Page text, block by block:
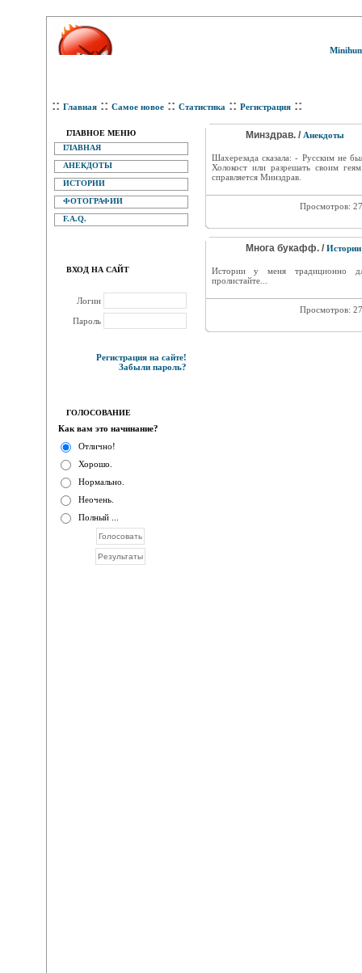
:: Главная :: Самое новое :: Статистика :: Регистрация ::
ГЛАВНОЕ МЕНЮ
ГЛАВНАЯ
АНЕКДОТЫ
ИСТОРИИ
ФОТОГРАФИИ
F.A.Q.
ВХОД НА САЙТ
Логин
Пароль
Регистрация на сайте!
Забыли пароль?
ГОЛОСОВАНИЕ
Как вам это начинание?
Отлично!
Хорошо.
Нормально.
Неочень.
Полный ...
Минздрав. / Анекдоты
Шахерезада сказала: - Русским не
Холокост или разрешать своим
справляется Минздрав.
Просмотров:
Многа букафф. / Истории
Истории у меня традиционно
пролистайте...
Просмотров: